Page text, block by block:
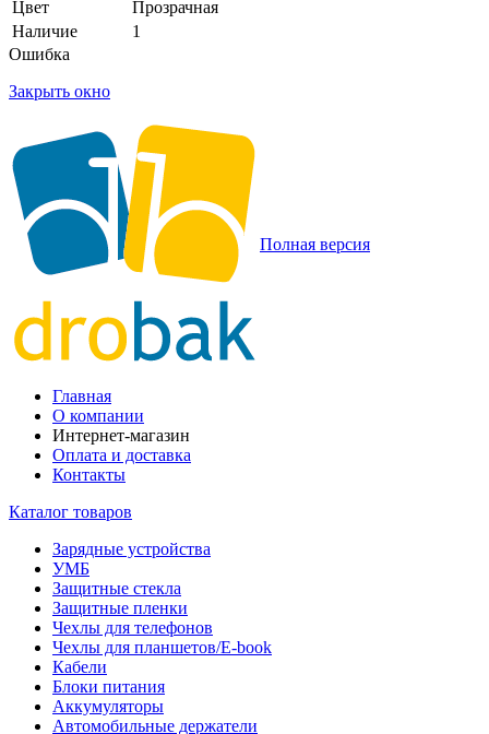
Цвет
Прозрачная
Наличие
1
Ошибка
Закрыть окно
Полная версия
Главная
О компании
Интернет-магазин
Оплата и доставка
Контакты
Каталог товаров
Зарядные устройства
УМБ
Защитные стекла
Защитные пленки
Чехлы для телефонов
Чехлы для планшетов/E-book
Кабели
Блоки питания
Аккумуляторы
Автомобильные держатели